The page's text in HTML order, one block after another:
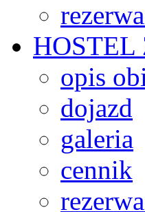
HOSTEL
opis
dojazd
galeria
cennik